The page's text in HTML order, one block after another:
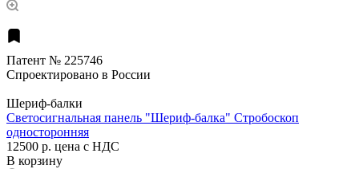
Патент № 225746
Спроектировано в России
Шериф-балки
Светосигнальная панель "Шериф-балка" Стробоскоп
односторонняя
12500 р. цена с НДС
В корзину